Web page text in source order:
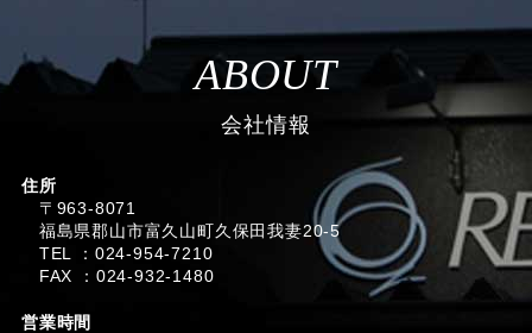
ABOUT
会社情報
住所
〒963-8071
福島県郡山市富久山町久保田我妻20-5
TEL ：024-954-7210
FAX ：024-932-1480
営業時間